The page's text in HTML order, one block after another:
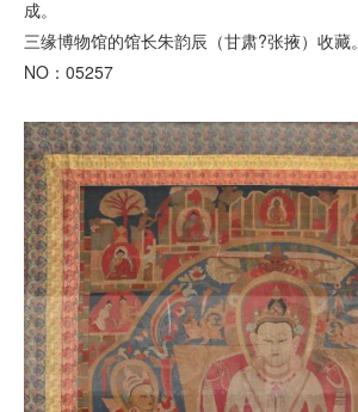
成。
三缘博物馆的馆长朱韵辰（甘肃?张掖）收藏。
NO：05257